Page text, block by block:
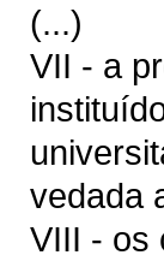
(...)
VII - a
vedada
VIII - os